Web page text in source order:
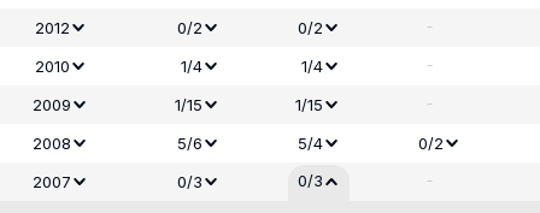
2012 0/2 0/2 -
2010 1/4 1/4 -
2009 1/15 1/15 -
2008 5/6 5/4
0/2
2007
0/3 0/3 -